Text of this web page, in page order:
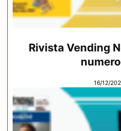
Rivista Vending
16/12/